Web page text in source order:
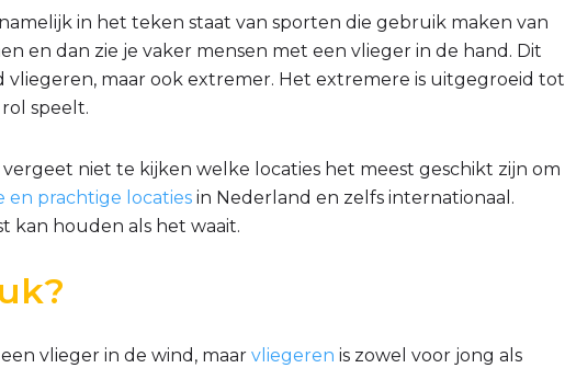
in het teken staat van sporten die gebruik maken van
en dan zie je vaker mensen met een vlieger in de hand. Dit
vliegeren, maar ook extremer. Het extremere is uitgegroeid tot
speelt.
vergeet niet te kijken welke locaties het meest geschikt zijn om
en prachtige locaties in Nederland en zelfs internationaal.
kan houden als het waait.
vlieger in de wind, maar vliegeren is zowel voor jong als